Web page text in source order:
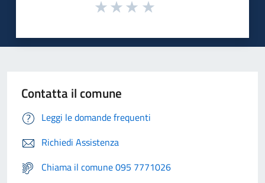
Contatta il comune
Leggi le domande frequenti
Richiedi Assistenza
Chiama il comune 095 7771026